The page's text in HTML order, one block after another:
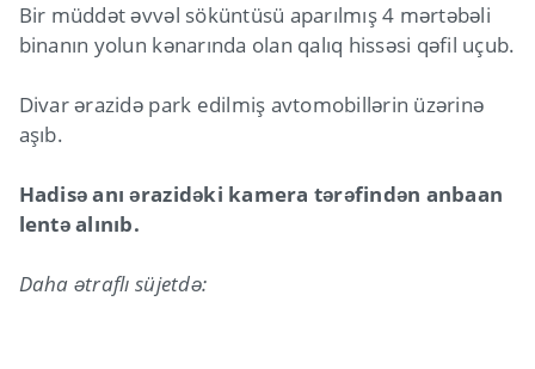
Bir müddət əvvəl söküntüsü aparılmış 4 mərtəbəli
binanın yolun kənarında olan qalıq hissəsi qəfil uçub.
Divar ərazidə park edilmiş avtomobillərin üzərinə
aşıb.
Hadisə anı ərazidəki kamera tərəfindən anbaan
lentə alınıb.
Daha ətraflı süjetdə: